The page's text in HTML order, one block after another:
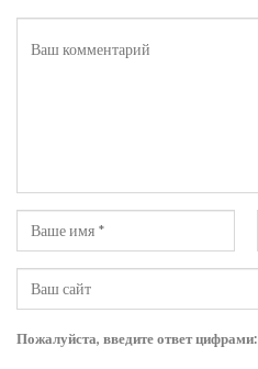
Пожалуйста, введите ответ цифрами: